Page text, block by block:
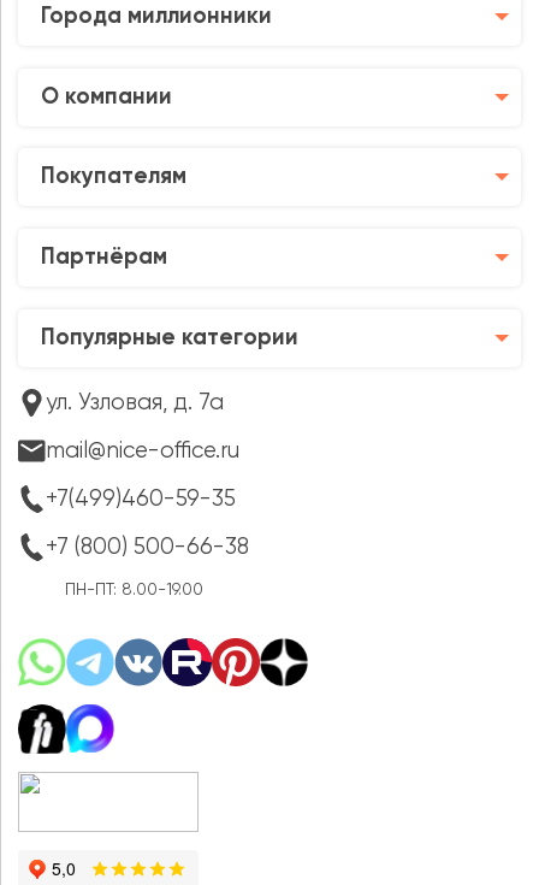
Города миллионники
О компании
Покупателям
Партнёрам
Популярные категории
ул. Узловая, д. 7а
mail@nice-office.ru
+7(499)460-59-35
+7 (800) 500-66-38
ПН-ПТ: 8.00-19.00